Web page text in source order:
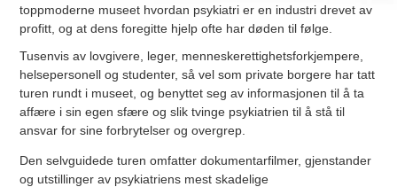
toppmoderne museet hvordan psykiatri er en industri drevet av
profitt, og at dens foregitte hjelp ofte har døden til følge.
Tusenvis av lovgivere, leger, menneskerettighetsforkjempere,
helsepersonell og studenter, så vel som private borgere har tatt
turen rundt i museet, og benyttet seg av informasjonen til å ta
affære i sin egen sfære og slik tvinge psykiatrien til å stå til
ansvar for sine forbrytelser og overgrep.
Den selvguidede turen omfatter dokumentarfilmer, gjenstander
og utstillinger av psykiatriens mest skadelige